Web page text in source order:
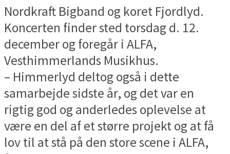
Nordkraft Bigband og koret Fjordlyd.
Koncerten finder sted torsdag d. 12.
december og foregår i ALFA,
Vesthimmerlands Musikhus.
– Himmerlyd deltog også i dette
samarbejde sidste år, og det var en
rigtig god og anderledes oplevelse at
være en del af et større projekt og at få
lov til at stå på den store scene i ALFA,